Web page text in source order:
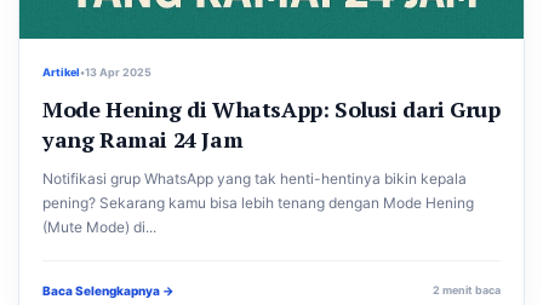
Artikel•13 Apr 2025
Mode Hening di WhatsApp: Solusi dari Grup
yang Ramai 24 Jam
Notifikasi grup WhatsApp yang tak henti-hentinya bikin kepala
pening? Sekarang kamu bisa lebih tenang dengan Mode Hening
(Mute Mode) di...
Baca Selengkapnya → 2 menit baca